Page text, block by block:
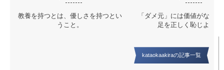
教養を持つとは、優しさを持つとい
うこと。
「ダメ元」には価値がない
足を正しく恥じよう。
kataokaakiraの記事一覧